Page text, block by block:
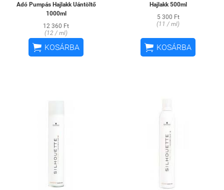
Adó Pumpás Hajlakk Uántöltő
1000ml
12 360 Ft
(12 / ml)
 KOSÁRBA
Hajlakk 500ml
5 300 Ft
(11 / ml)
 KOSÁRBA